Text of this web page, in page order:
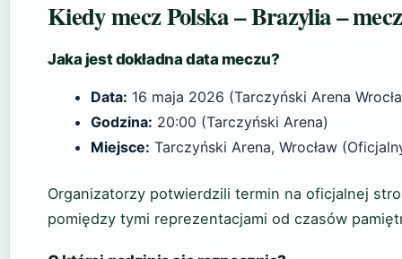
Kiedy mecz Polska – Brazylia –
Jaka jest dokładna data meczu?
Data: 16 maja 2026 (Tarczyński Arena
Godzina: 20:00 (Tarczyński Arena)
Miejsce: Tarczyński Arena, Wrocław
Organizatorzy potwierdzili termin na oficjalnej
pomiędzy tymi reprezentacjami od czasów